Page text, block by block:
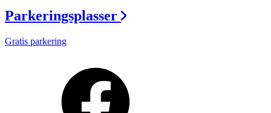
Parkeringsplasser
Gratis parkering